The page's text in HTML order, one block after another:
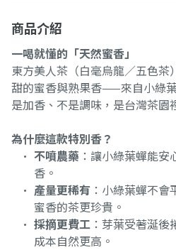
商品介紹
一喝就懂的「天然蜜香」
東方美人茶（白毫烏龍／五色茶
甜的蜜香與熟果香——來自小綠
是加香、不是調味，是台灣茶園
為什麼這款特別香？
不噴農藥 ：讓小綠葉蟬能
香。
產量更稀有：小綠葉蟬不會
蜜香的茶更珍貴。
採摘更費工：芽葉受著涎後
成本自然更高。